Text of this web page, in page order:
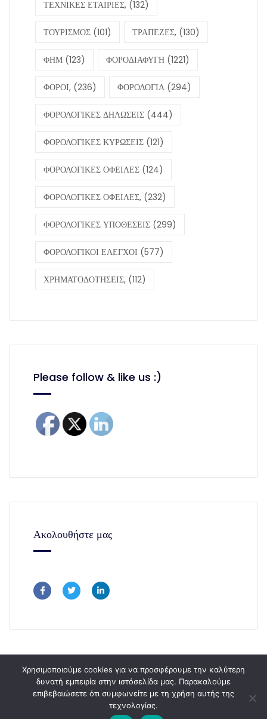
ΤΕΧΝΙΚΕΣ ΕΤΑΙΡΙΕΣ, (132)
ΤΟΥΡΙΣΜΟΣ (101) ΤΡΑΠΕΖΕΣ, (130)
ΦΗΜ (123) ΦΟΡΟΔΙΑΦΥΓΗ (1221)
ΦΟΡΟΙ, (236) ΦΟΡΟΛΟΓΙΑ (294)
ΦΟΡΟΛΟΓΙΚΕΣ ΔΗΛΩΣΕΙΣ (444)
ΦΟΡΟΛΟΓΙΚΕΣ ΚΥΡΩΣΕΙΣ (121)
ΦΟΡΟΛΟΓΙΚΕΣ ΟΦΕΙΛΕΣ (124)
ΦΟΡΟΛΟΓΙΚΕΣ ΟΦΕΙΛΕΣ, (232)
ΦΟΡΟΛΟΓΙΚΕΣ ΥΠΟΘΕΣΕΙΣ (299)
ΦΟΡΟΛΟΓΙΚΟΙ ΕΛΕΓΧΟΙ (577)
ΧΡΗΜΑΤΟΔΟΤΗΣΕΙΣ, (112)
Please follow & like us :)
Ακολουθήστε μας
Copyright © 365Consulting 2024.
Χρησιμοποιούμε cookies για να προσφέρουμε την καλύτερη
δυνατή εμπειρία στην ιστόσελίδα μας. Παρακαλούμε
επιβεβαιώσετε ότι συμφωνείτε με τη χρήση αυτής της
τεχνολογίας.